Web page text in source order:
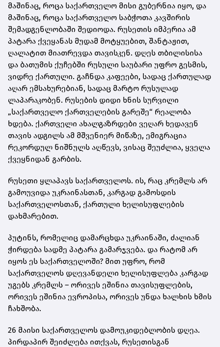
მაშინაც, როცა საქართველო მისი გუბერნია იყო, და
მაშინაც, როცა საქართველო საბჭოთა კავშირის
შემადგენლობაში შედიოდა. რუსეთის იმპერია ამ
პატარა ქვეყანას მუდამ მოტყუებით, შანტაჟით,
ღალატით მიათრევდა თავისკენ. დღეს თბილისისა
და ბათუმის ქუჩებში რუსული საუბარი უფრო გესმის,
ვიდრე ქართული. გაჩნდა კაფეები, სადაც ქართულად
აღარ ემსახურებიან, სადაც მარტო რუსულად
ლაპარაკობენ. რუსების დიდი ხნის სურვილი
„საქართველო ქართველების გარეშე“ რეალობა
ხდება. ქართველი ახალგაზრდები ვეღარ ხედავენ
თავის ადგილს ამ მშვენიერ მიწაზე, ემიგრაცია
რეკორდულ ნიშნულს აღწევს, ვისაც შეუძლია, ყველა
ქვეყნიდან გარბის.
რუსეთი ყლაპავს საქართველოს. ის, რაც კრემლს არ
გამოუვიდა უკრაინასთან, კარგად გამოსდის
საქართველოსთან, ქართული ხელისუფლების
დახმარებით.
პუტინს, რომელიც დამარცხდა უკრაინაში, ძალიან
ჭირდება სადმე პატარა გამარჯვება. და რატომ არ
იყოს ეს საქართველოში? მით უფრო, რომ
საქართველოს დღევანდელი ხელისუფლება კარგად
უგებს კრემლს – ორივეს ეშინია თავისუფლების,
ორივეს ეშინია ევროპისა, ორივეს უნდა ხალხის ხმის
ჩახშობა.
26 მაისი საქართველოს დამოუკიდებლობის დღეა.
პირდაპირ შეიძლება ითქვას, რუსეთისგან